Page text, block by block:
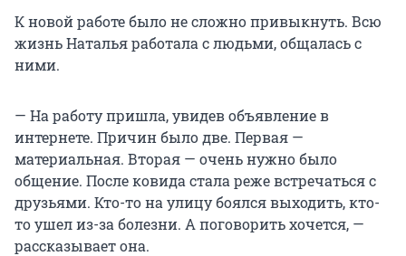
К новой работе было не сложно привыкнуть. Всю
жизнь Наталья работала с людьми, общалась с
ними.
— На работу пришла, увидев объявление в
интернете. Причин было две. Первая —
материальная. Вторая — очень нужно было
общение. После ковида стала реже встречаться с
друзьями. Кто-то на улицу боялся выходить, кто-
то ушел из-за болезни. А поговорить хочется, —
рассказывает она.